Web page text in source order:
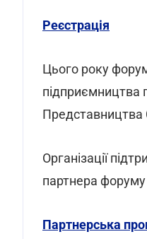
Реєстрація
Цього року
підприємництва
Представництва
Організації
партнера
Партнерська